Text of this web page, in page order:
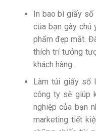
In bao bì giấy
của bạn gây chú
phẩm đẹp mắt.
thích trí tưởng
khách hàng.
Làm túi giấy số
công ty sẽ giúp
nghiệp của bạn
marketing tiết